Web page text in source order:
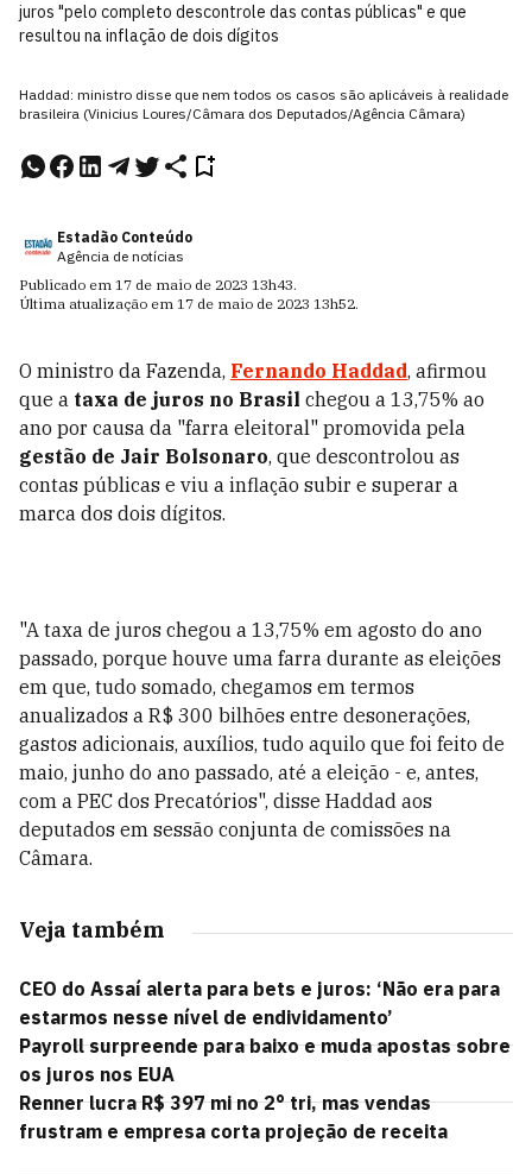
juros "pelo completo descontrole das contas públicas" e que
resultou na inflação de dois dígitos
Haddad: ministro disse que nem todos os casos são aplicáveis à realidade
brasileira (Vinicius Loures/Câmara dos Deputados/Agência Câmara)
Estadão Conteúdo
Agência de notícias
Publicado em 17 de maio de 2023 13h43.
Última atualização em 17 de maio de 2023 13h52.
O ministro da Fazenda, Fernando Haddad, afirmou
que a taxa de juros no Brasil chegou a 13,75% ao
ano por causa da "farra eleitoral" promovida pela
gestão de Jair Bolsonaro, que descontrolou as
contas públicas e viu a inflação subir e superar a
marca dos dois dígitos.
"A taxa de juros chegou a 13,75% em agosto do ano
passado, porque houve uma farra durante as eleições
em que, tudo somado, chegamos em termos
anualizados a R$ 300 bilhões entre desonerações,
gastos adicionais, auxílios, tudo aquilo que foi feito de
maio, junho do ano passado, até a eleição - e, antes,
com a PEC dos Precatórios", disse Haddad aos
deputados em sessão conjunta de comissões na
Câmara.
Veja também
CEO do Assaí alerta para bets e juros: ‘Não era para
estarmos nesse nível de endividamento’
Payroll surpreende para baixo e muda apostas sobre
os juros nos EUA
Renner lucra R$ 397 mi no 2° tri, mas vendas
frustram e empresa corta projeção de receita